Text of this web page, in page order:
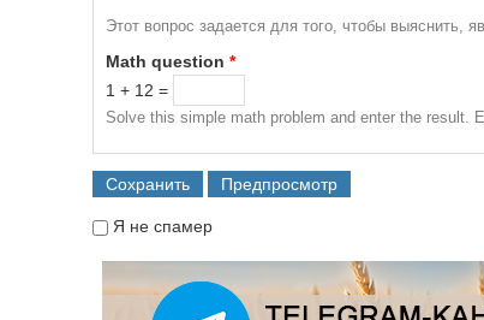
Этот вопрос задается для того, чтобы выяснить,
Math question *
1 + 12 =
Solve this simple math problem and enter the result.
Я не спамер